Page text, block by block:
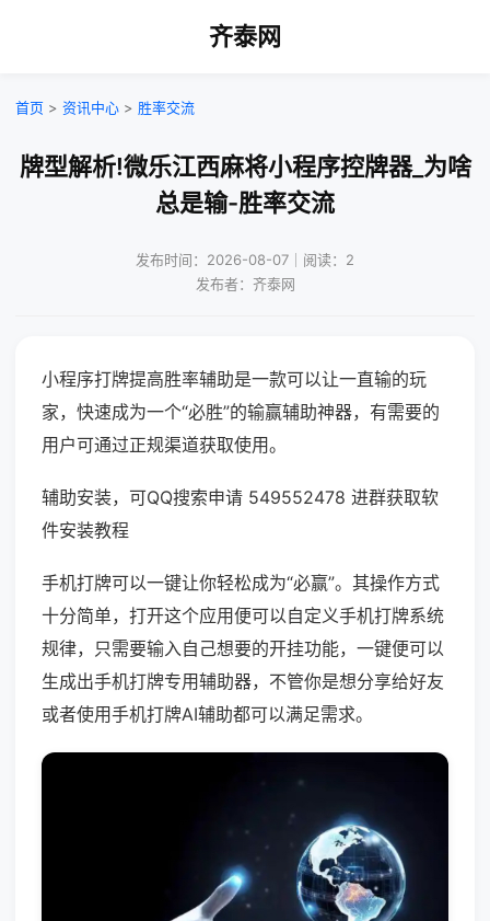
齐泰网
首页 > 资讯中心 > 胜率交流
牌型解析!微乐江西麻将小程序控牌器_为啥
总是输-胜率交流
发布时间：2026-08-07｜阅读：2
发布者：齐泰网
小程序打牌提高胜率辅助是一款可以让一直输的玩
家，快速成为一个“必胜”的输赢辅助神器，有需要的
用户可通过正规渠道获取使用。
辅助安装，可QQ搜索申请 549552478 进群获取软
件安装教程
手机打牌可以一键让你轻松成为“必赢”。其操作方式
十分简单，打开这个应用便可以自定义手机打牌系统
规律，只需要输入自己想要的开挂功能，一键便可以
生成出手机打牌专用辅助器，不管你是想分享给好友
或者使用手机打牌AI辅助都可以满足需求。